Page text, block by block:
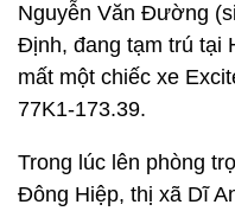
Nguyễn Văn Đường
Định, đang tạm trú tại
mất một chiếc xe
77K1-173.39.
Trong lúc lên phòng
Đông Hiệp, thị xã Dĩ